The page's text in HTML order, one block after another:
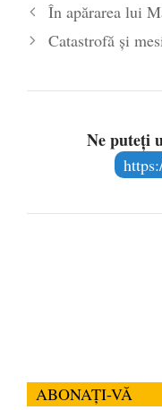
În apărarea lui
Catastrofă și
Ne puteți
ABONAȚI-VĂ